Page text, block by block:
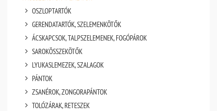
OSZLOPTARTÓK
GERENDATARTÓK, SZELEMENKÖTŐK
ÁCSKAPCSOK, TALPSZELEMENEK, FOGÓPÁROK
SAROKÖSSZEKÖTŐK
LYUKASLEMEZEK, SZALAGOK
PÁNTOK
ZSANÉROK, ZONGORAPÁNTOK
TOLÓZÁRAK, RETESZEK